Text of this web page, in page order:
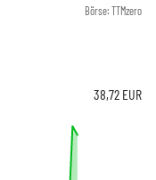
Börse: TTMzero
38,72 EUR